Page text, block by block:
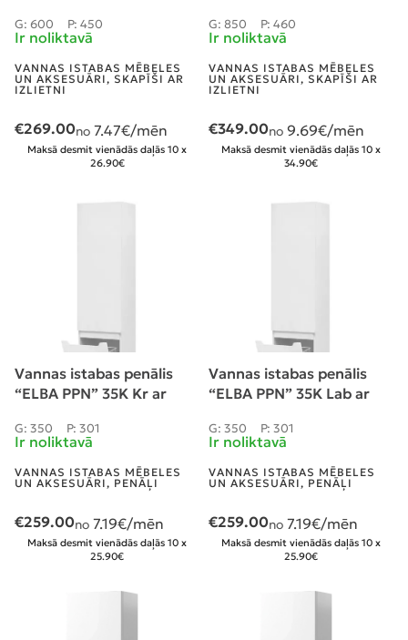
G: 600 P: 450
Ir noliktavā
VANNAS ISTABAS MĒBELES
UN AKSESUĀRI, SKAPĪŠI AR
IZLIETNI
€269.00no 7.47€/mēn
Maksā desmit vienādās daļās 10 x
26.90€
G: 850 P: 460
Ir noliktavā
VANNAS ISTABAS MĒBELES
UN AKSESUĀRI, SKAPĪŠI AR
IZLIETNI
€349.00no 9.69€/mēn
Maksā desmit vienādās daļās 10 x
34.90€
Vannas istabas penālis
“ELBA PPN” 35K Kr ar
G: 350 P: 301
Ir noliktavā
VANNAS ISTABAS MĒBELES
UN AKSESUĀRI , PENĀĻI
€259.00no 7.19€/mēn
Maksā desmit vienādās daļās 10 x
25.90€
Vannas istabas penālis
“ELBA PPN” 35K Lab ar
G: 350 P: 301
Ir noliktavā
VANNAS ISTABAS MĒBELES
UN AKSESUĀRI , PENĀĻI
€259.00no 7.19€/mēn
Maksā desmit vienādās daļās 10 x
25.90€